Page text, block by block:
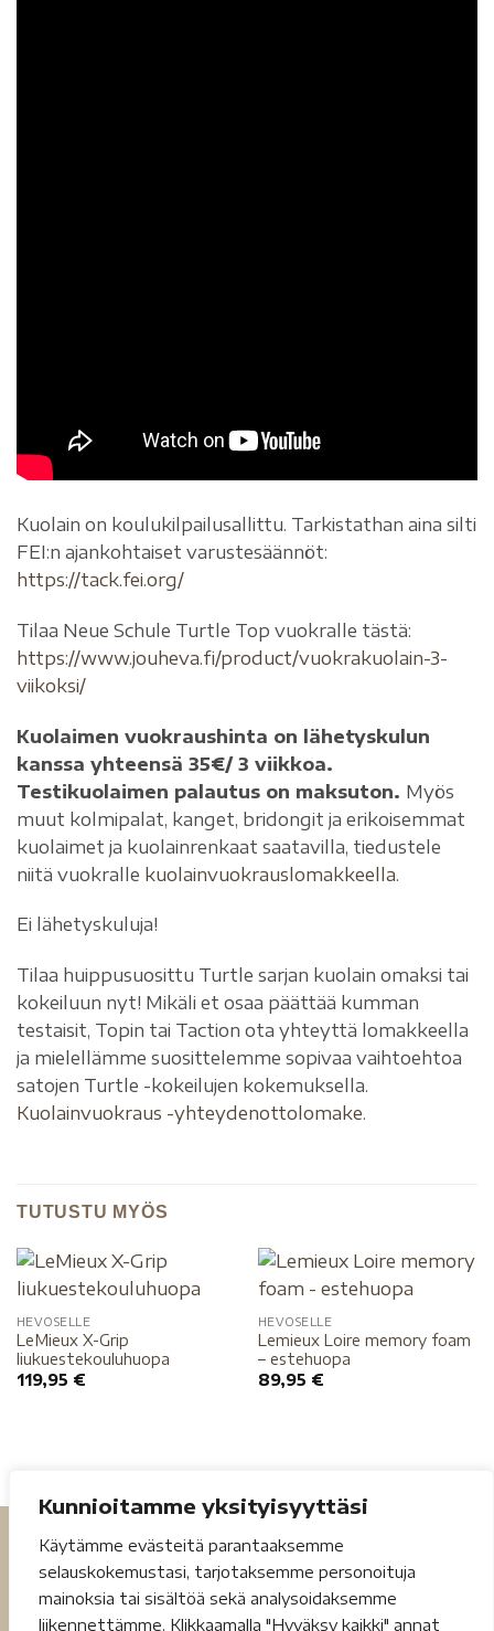
Kunnioitamme yksityisyyttäsi
Käytämme evästeitä parantaaksemme
selauskokemustasi, tarjotaksemme personoituja
mainoksia tai sisältöä sekä analysoidaksemme
liikennettämme. Klikkaamalla "Hyväksy kaikki" annat
Kuolain on koulukilpailusallittu. Tarkistathan aina silti
FEI:n ajankohtaiset varustesäännöt:
https://tack.fei.org/
Tilaa Neue Schule Turtle Top vuokralle tästä:
https://www.jouheva.fi/product/vuokrakuolain-3-
viikoksi/
Kuolaimen vuokraushinta on lähetyskulun
kanssa yhteensä 35€/ 3 viikkoa.
Testikuolaimen palautus on maksuton. Myös
muut kolmipalat, kanget, bridongit ja erikoisemmat
kuolaimet ja kuolainrenkaat saatavilla, tiedustele
niitä vuokralle kuolainvuokrauslomakkeella.
Ei lähetyskuluja!
Tilaa huippusuosittu Turtle sarjan kuolain omaksi tai
kokeiluun nyt! Mikäli et osaa päättää kumman
testaisit, Topin tai Taction ota yhteyttä lomakkeella
ja mielellämme suosittelemme sopivaa vaihtoehtoa
satojen Turtle -kokeilujen kokemuksella.
Kuolainvuokraus -yhteydenottolomake.
TUTUSTU MYÖS
HEVOSELLE
LeMieux X-Grip
liukuestekouluhuopa
119,95 €
HEVOSELLE
Lemieux Loire memory foam
– estehuopa
89,95 €